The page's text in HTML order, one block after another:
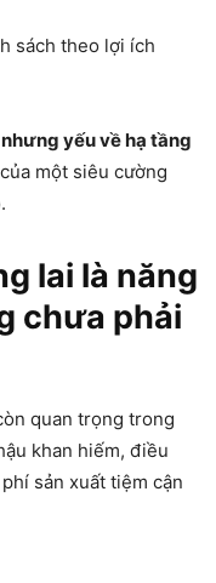
sách theo lợi ích
yếu về hạ tầng
một siêu cường
lai là năng
chưa phải
quan trọng trong
khan hiếm, điều
sản xuất tiệm cận